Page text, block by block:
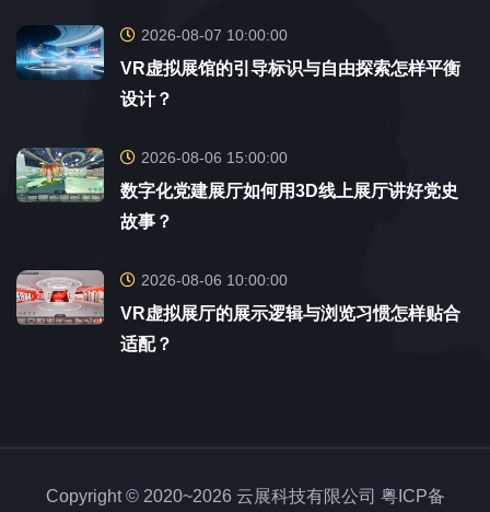
2026-08-07 10:00:00
VR虚拟展馆的引导标识与自由探索怎样平衡
设计？
2026-08-06 15:00:00
数字化党建展厅如何用3D线上展厅讲好党史
故事？
2026-08-06 10:00:00
VR虚拟展厅的展示逻辑与浏览习惯怎样贴合
适配？
Copyright © 2020~2026 云展科技有限公司 粤ICP备